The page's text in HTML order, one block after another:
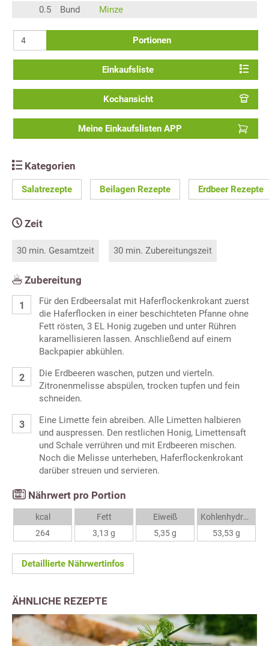
0.5
Bund Minze
Portionen
Einkaufsliste
Kochansicht
Meine Einkaufslisten APP
Kategorien
Salatrezepte Beilagen Rezepte Erdbeer Rezepte
Zeit
30 min. Gesamtzeit 30 min. Zubereitungszeit
Zubereitung
Für den Erdbeersalat mit Haferflockenkrokant zuerst
die Haferflocken in einer beschichteten Pfanne ohne
Fett rösten, 3 EL Honig zugeben und unter Rühren
karamellisieren lassen. Anschließend auf einem
Backpapier abkühlen.
Die Erdbeeren waschen, putzen und vierteln.
Zitronenmelisse abspülen, trocken tupfen und fein
schneiden.
Eine Limette fein abreiben. Alle Limetten halbieren
und auspressen. Den restlichen Honig, Limettensaft
und Schale verrühren und mit Erdbeeren mischen.
Noch die Melisse unterheben, Haferflockenkrokant
darüber streuen und servieren.
Nährwert pro Portion
kcal
264
Fett
3,13 g
Eiweiß
5,35 g
Kohlenhydrate
53,53 g
Detaillierte Nährwertinfos
ÄHNLICHE REZEPTE